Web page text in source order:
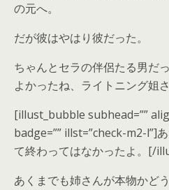
の元へ。
だが彼はやはり彼だった。
ちゃんとセラの伴侶たる男だっ
よかったね、ライトニング姐さ
[illust_bubble subhead=””
badge=”” illst=”check-m2-l”]
て終わってはなかったよ。[/
あくまでも姉さんが本物かど